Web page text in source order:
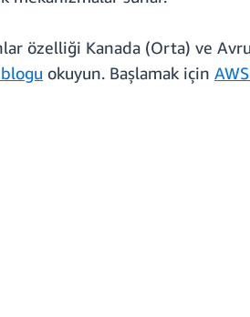
özelliği Kanada (Orta) ve
okuyun. Başlamak için